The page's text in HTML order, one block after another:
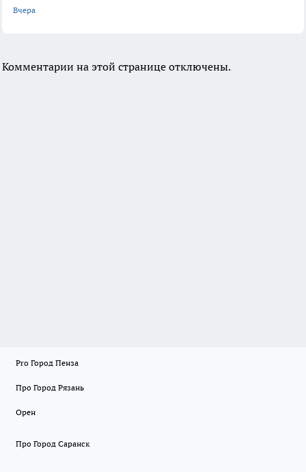
Вчера
Комментарии на этой странице отключены.
Pro Город Пенза
Про Город Рязань
Орен
Про Город Саранск